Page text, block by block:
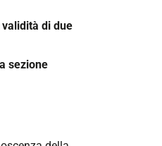
validità di due
sezione